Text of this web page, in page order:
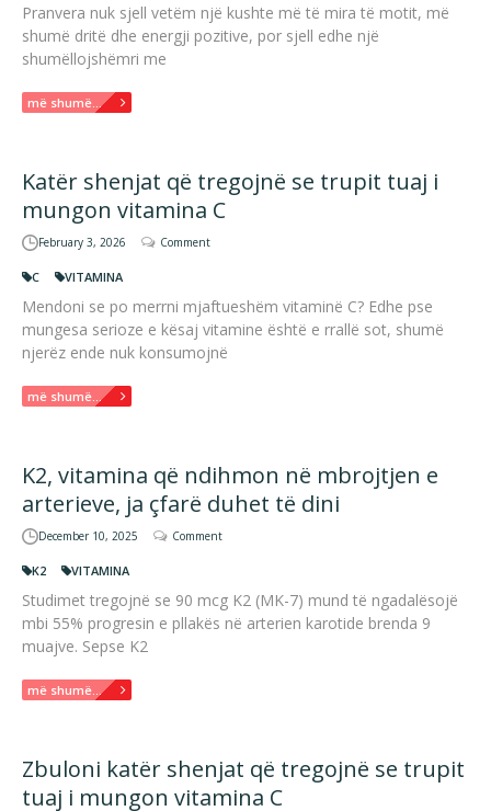
Pranvera nuk sjell vetëm një kushte më të mira të motit, më
shumë dritë dhe energji pozitive, por sjell edhe një
shumëllojshëmri me
më shumë...
Katër shenjat që tregojnë se trupit tuaj i
mungon vitamina C
February 3, 2026 Comment
C VITAMINA
Mendoni se po merrni mjaftueshëm vitaminë C? Edhe pse
mungesa serioze e kësaj vitamine është e rrallë sot, shumë
njerëz ende nuk konsumojnë
më shumë...
K2, vitamina që ndihmon në mbrojtjen e
arterieve, ja çfarë duhet të dini
December 10, 2025 Comment
K2 VITAMINA
Studimet tregojnë se 90 mcg K2 (MK-7) mund të ngadalësojë
mbi 55% progresin e pllakës në arterien karotide brenda 9
muajve. Sepse K2
më shumë...
Zbuloni katër shenjat që tregojnë se trupit
tuaj i mungon vitamina C